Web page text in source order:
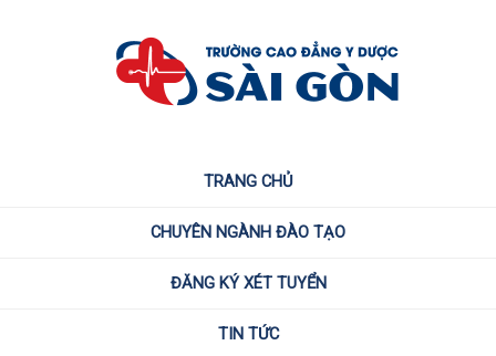
TRANG CHỦ
CHUYÊN NGÀNH ĐÀO TẠO
ĐĂNG KÝ XÉT TUYỂN
TIN TỨC